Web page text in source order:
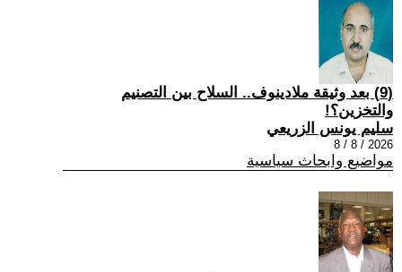
(9) بعد وثيقة ملادينوف.. السلاح بين التصنيم
والتخزين؟!
سليم يونس الزريعي
2026 / 8 / 8
مواضيع وابحاث سياسية